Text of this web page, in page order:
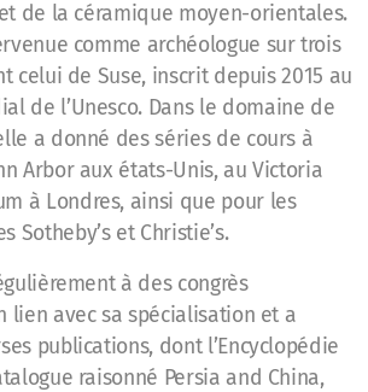
de la céramique moyen-orientales.
comme archéologue sur trois
celui de Suse, inscrit depuis 2015 au
de l’Unesco. Dans le domaine de
a donné des séries de cours à
Arbor aux états-Unis, au Victoria
à Londres, ainsi que pour les
Sotheby’s et Christie’s.
à des congrès
lien avec sa spécialisation et a
publications, dont l’Encyclopédie
raisonné Persia and China,